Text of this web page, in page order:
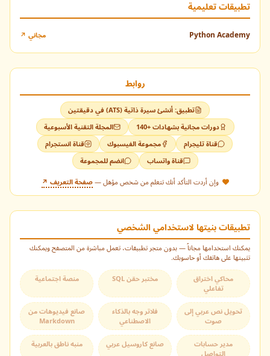
إيقاف مؤقت
هل لديك تحدي برمجـي؟ اطرح سؤالك هنا وسأقوم بالرد عليه في
مقال قادم.
إرسال السؤال الآن
افتح كافة المحتويات مجاناً
اختر إحدى الطرق التالية لفتح المقالات والكتب والدروس المقفلة:
لتفعيل التنبيهات
أضف للشاشة واقرأ كل الكتب بدون حدود
اقرأ بدون إنترنت في أي وقت وبدون قيود.
القائمة البريدية
يصلك رابط التفعيل عبر الإيميل.
الدورات المجانية
انضم لقنواتنا للحصول على أحدث الدورات المجانية فور توفرها.
قناة واتساب
قناة تيليجرام
قناة فيسبوك
قناة انستاجرام
تطبيقات تعليمية
Python Academy مجاني ↗
روابط
تطبيق: أنشئ سيرة ذاتية (ATS) في دقيقتين
دورات مجانية بشهادات +140
المجلة التقنية الأسبوعية
قناة تليجرام
مجموعة الفيسبوك
قناة انستجرام
قناة واتساب
انضم للمجموعة
وإن أردت التأكد أنك تتعلم من شخص مؤهل —صفحة التعريف ↗
تطبيقات بنيتها لاستخدامي الشخصي
يمكنك استخدامها مجاناً — بدون متجر تطبيقات، تعمل مباشرة من المتصفح ويمكنك
تثبيتها على هاتفك أو حاسوبك.
محاكي اختراق
تفاعلي
مختبر حقن SQL منصة اجتماعية
تحويل نص عربي إلى
صوت
فلاتر وجه بالذكاء
الاصطناعي
صانع فيديوهات من
Markdown
مدير حسابات
التواصل
صانع كاروسيل عربي منبه ناطق بالعربية